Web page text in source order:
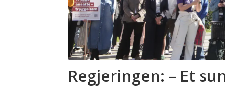
Regjeringen: – Et